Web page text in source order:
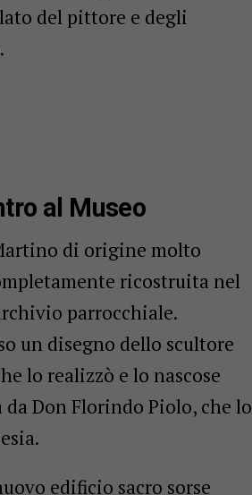
del pittore e degli
al Museo
di origine molto
ricostruita nel
parrocchiale.
un disegno dello scultore
lo realizzò e lo nascose
Don Florindo Piolo, che lo
edificio sacro sorse